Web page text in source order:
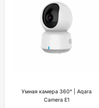
Умная камера 360° | Aqara
Camera E1